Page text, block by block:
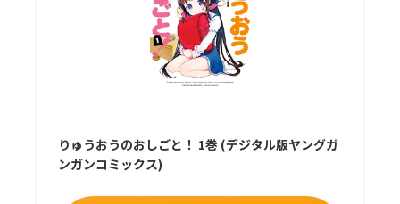
りゅうおうのおしごと！ 1巻 (デジタル版ヤングガ
ンガンコミックス)